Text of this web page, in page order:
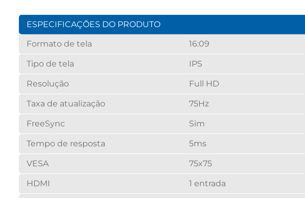
ESPECIFICAÇÕES DO PRODUTO
Formato de tela
16:09
Tipo de tela IPS
Resolução Full HD
Taxa de atualização 75Hz
FreeSync Sim
Tempo de resposta 5ms
VESA 75x75
HDMI 1 entrada